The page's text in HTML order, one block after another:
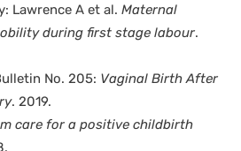
Lawrence A et al.Maternal
during first stage labour.
No. 205: Vaginal Birth After
. 2019.
care for a positive childbirth